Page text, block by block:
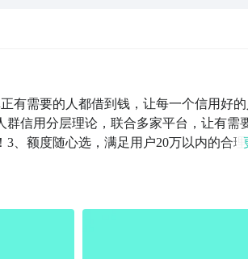
有需要的人都借到钱，让每一个信用好的
信用分层理论，联合多家平台，让有需
、额度随心选，满足用户20万以内的合
我们前进的动力！